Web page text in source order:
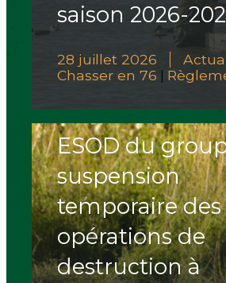
saison 2026-
28 juillet 2026
Chasser en 76
ESOD du
suspension
temporaire des
opérations de
destruction à